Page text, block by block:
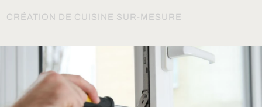
CRÉATION DE CUISINE SUR-MESURE